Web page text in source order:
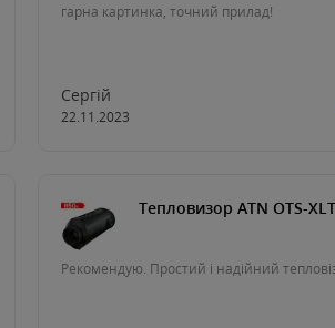
гарна картинка, точний прилад!
Сергій
22.11.2023
Тепловизор ATN OTS-
Рекомендую. Простий і надійний